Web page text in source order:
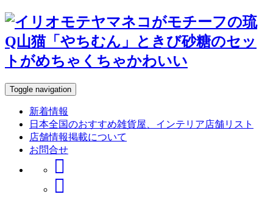
Toggle navigation
新着情報
日本全国のおすすめ雑貨屋、インテリア店舗リスト
店舗情報掲載について
お問合せ